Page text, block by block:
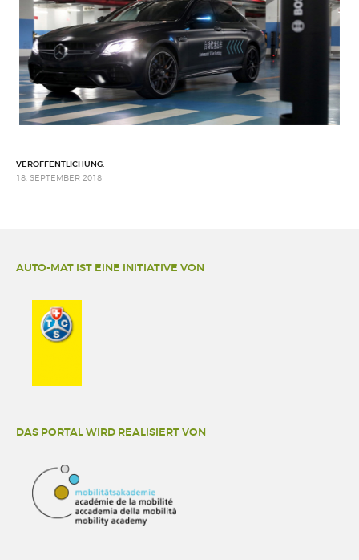
VERÖFFENTLICHUNG:
18. SEPTEMBER 2018
AUTO-MAT IST EINE INITIATIVE VON
DAS PORTAL WIRD REALISIERT VON